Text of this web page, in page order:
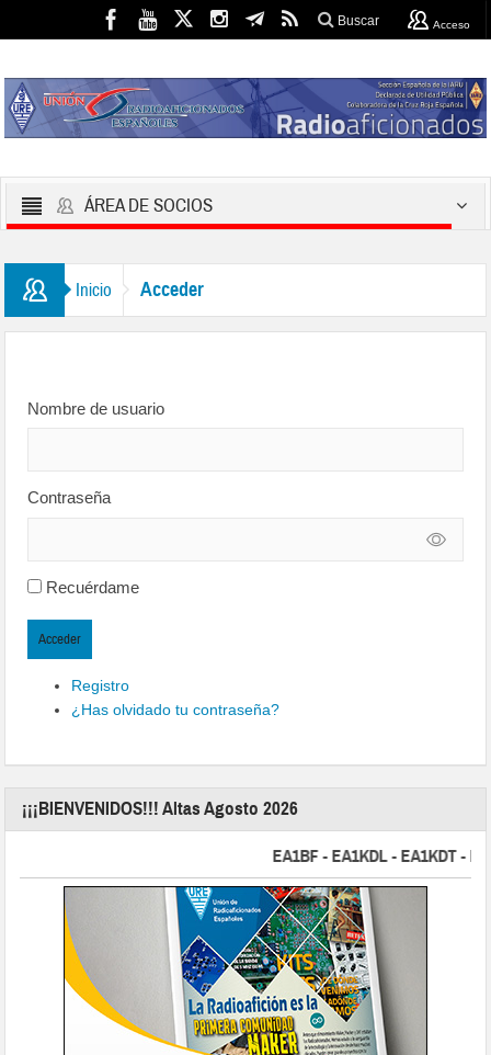
Buscar Acceso
ÁREA DE SOCIOS
Inicio Acceder
Nombre de usuario
Contraseña
Recuérdame
Acceder
Registro
¿Has olvidado tu contraseña?
¡¡¡BIENVENIDOS!!! Altas Agosto 2026
EA1BF - EA1KDL - EA1KDT -